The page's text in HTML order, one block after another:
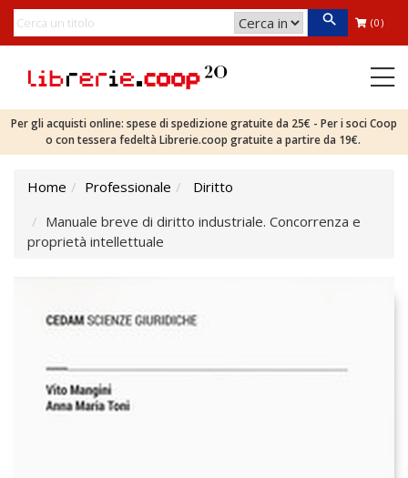
(0)
Per gli acquisti online: spese di spedizione gratuite da 25€ - Per i soci Coop
o con tessera fedeltà Librerie.coop gratuite a partire da 19€.
Home Professionale
Diritto
Manuale breve di diritto industriale. Concorrenza e
proprietà intellettuale